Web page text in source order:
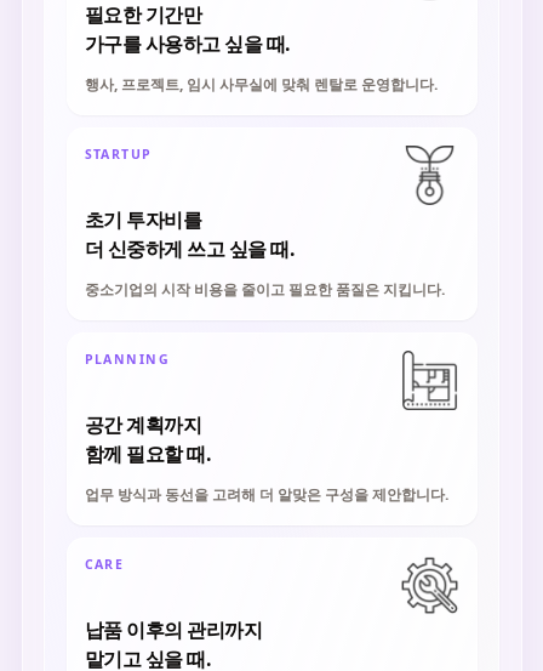
필요한 기간만
가구를 사용하고 싶을 때.
행사, 프로젝트, 임시 사무실에 맞춰 렌탈로 운영합니다.
STARTUP
초기 투자비를
더 신중하게 쓰고 싶을 때.
중소기업의 시작 비용을 줄이고 필요한 품질은 지킵니다.
PLANNING
공간 계획까지
함께 필요할 때.
업무 방식과 동선을 고려해 더 알맞은 구성을 제안합니다.
CARE
납품 이후의 관리까지
맡기고 싶을 때.